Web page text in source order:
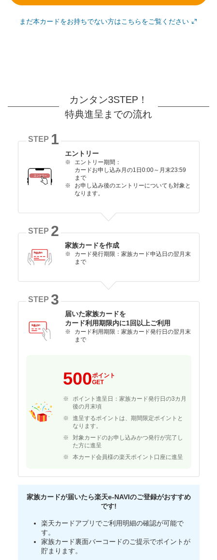
まだ本カードをお持ちでない方はこちらをご覧ください
カンタン3STEP！
特典進呈までの流れ
STEP 1
エントリー
エントリー期間：
カードお申し込み月の1日0:00～月末23:59
まで
お申し込み後のエントリーについても対象と
なります。
STEP 2
家族カードを作成
カード発行期限：家族カード申込日の翌月末
まで
STEP 3
届いた家族カードを
カード利用期限内に1回以上ご利用
カード利用期限：家族カード発行日の翌月末
まで
500ポイント
GET
ポイント進呈日：家族カード発行日の3カ月
後の月末頃
進呈するポイントは、期間限定ポイントと
なります。
対象カードのお申し込みかつ発行が完了し
た方に進呈
本カード会員様の楽天ポイント口座に進呈
家族カードが届いたら楽天e-NAVIのご登録がおすすめ
です!
楽天カードアプリでご利用明細の確認が可能で
す。
家族カード裏面バーコードのご提示でポイントが
貯まります。